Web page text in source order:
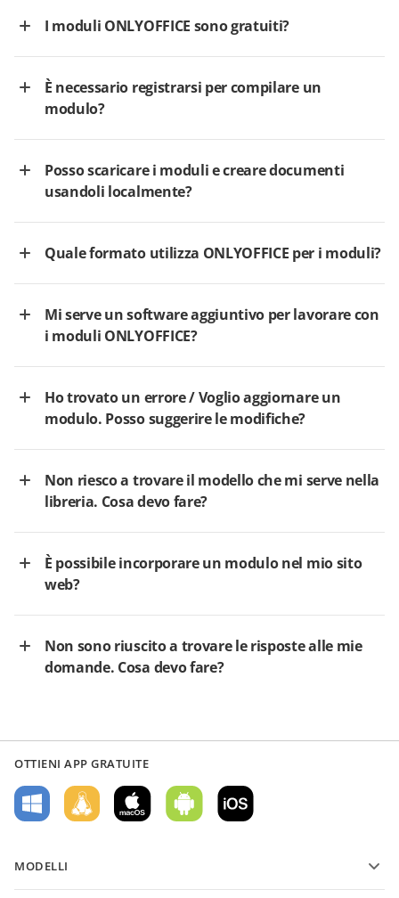
I moduli ONLYOFFICE sono gratuiti?
È necessario registrarsi per compilare un
modulo?
Posso scaricare i moduli e creare documenti
usandoli localmente?
Quale formato utilizza ONLYOFFICE per i moduli?
Mi serve un software aggiuntivo per lavorare con
i moduli ONLYOFFICE?
Ho trovato un errore / Voglio aggiornare un
modulo. Posso suggerire le modifiche?
Non riesco a trovare il modello che mi serve nella
libreria. Cosa devo fare?
È possibile incorporare un modulo nel mio sito
web?
Non sono riuscito a trovare le risposte alle mie
domande. Cosa devo fare?
OTTIENI APP GRATUITE
MODELLI